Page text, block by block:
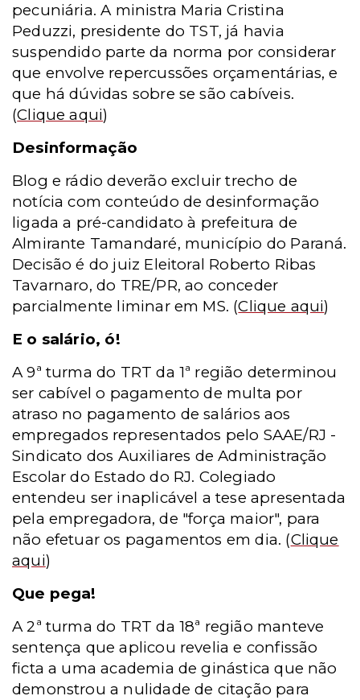
pecuniária. A ministra Maria Cristina
Peduzzi, presidente do TST, já havia
suspendido parte da norma por considerar
que envolve repercussões orçamentárias, e
que há dúvidas sobre se são cabíveis.
(Clique aqui)
Desinformação
Blog e rádio deverão excluir trecho de
notícia com conteúdo de desinformação
ligada a pré-candidato à prefeitura de
Almirante Tamandaré, município do Paraná.
Decisão é do juiz Eleitoral Roberto Ribas
Tavarnaro, do TRE/PR, ao conceder
parcialmente liminar em MS. (Clique aqui)
E o salário, ó!
A 9ª turma do TRT da 1ª região determinou
ser cabível o pagamento de multa por
atraso no pagamento de salários aos
empregados representados pelo SAAE/RJ -
Sindicato dos Auxiliares de Administração
Escolar do Estado do RJ. Colegiado
entendeu ser inaplicável a tese apresentada
pela empregadora, de "força maior", para
não efetuar os pagamentos em dia. (Clique
aqui)
Que pega!
A 2ª turma do TRT da 18ª região manteve
sentença que aplicou revelia e confissão
ficta a uma academia de ginástica que não
demonstrou a nulidade de citação para